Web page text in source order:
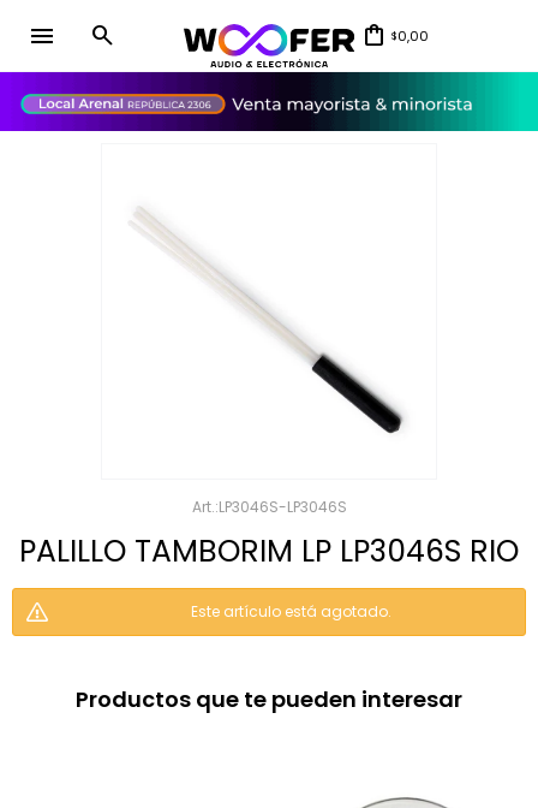
menu $0,00
LP3046S-LP3046S
PALILLO TAMBORIM LP LP3046S RIO
Este artículo está agotado.
Productos que te pueden interesar
close